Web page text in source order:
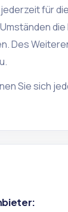
für
die
Des
Sie sich